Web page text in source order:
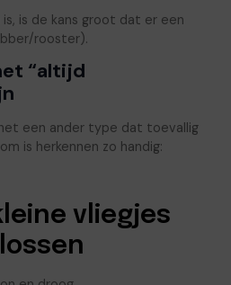
is de kans groot dat er een
rooster).
“altijd
een ander type dat toevallig
is herkennen zo handig:
vliegjes